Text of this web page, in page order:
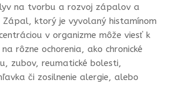
na tvorbu a rozvoj zápalov a
Zápal, ktorý je vyvolaný histamínom
v organizme môže viesť k
rôzne ochorenia, ako chronické
zubov, reumatické bolesti,
či zosilnenie alergie, alebo